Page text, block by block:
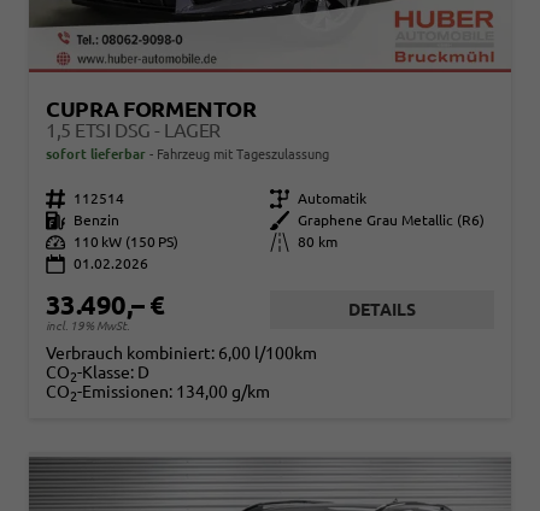
CUPRA FORMENTOR
1,5 ETSI DSG - LAGER
sofort lieferbar Fahrzeug mit Tageszulassung
Fahrzeugnr. 112514 Getriebe Automatik
Kraftstoff
Benzin Außenfarbe
Graphene Grau Metallic (R6)
Leistung
110 kW (150 PS) Kilometerstand
80 km
01.02.2026
33.490,– €
incl. 19% MwSt.
DETAILS
Verbrauch kombiniert: 6,00 l/100km
CO2-Klasse: D
CO2-Emissionen: 134,00 g/km